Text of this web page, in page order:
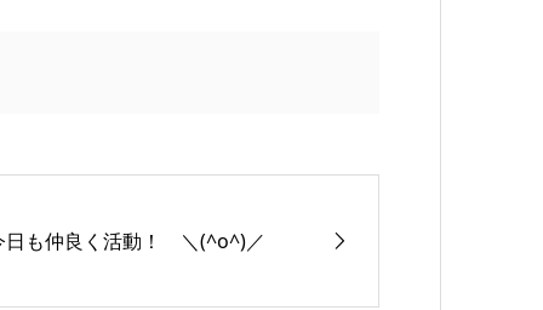
日も仲良く活動！ ＼(^o^)／